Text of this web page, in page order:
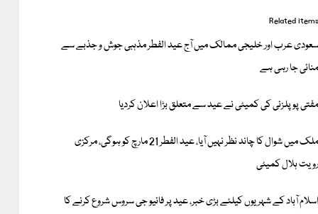
Related items
سعودی عرب اور خلیجی ممالک میں آج عید الفطر مذہبی جوش و جذبے سے
منائی جا رہی ہے
مفتی پوپلزئی کی کمیٹی نے عید سے متعلق بڑا اعلان کردیا
ملک میں شوال کا چاند نظر نہیں آیا، عید الفطر 21 مارچ کو ہوگی، مرکزی
رویت ہلال کمیٹی
اسلام آباد کے شہریوں کیلئے بڑی خبر، عید پر فائیو جی سروس شروع کرنے کا